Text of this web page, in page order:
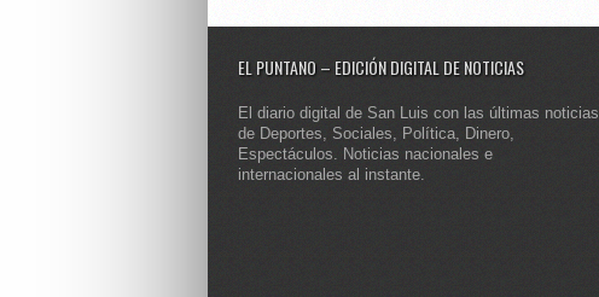
EL PUNTANO – EDICIÓN DIGITAL DE NOTICIAS
El diario digital de San Luis con las últimas noticias
de Deportes, Sociales, Política, Dinero,
Espectáculos. Noticias nacionales e
internacionales al instante.